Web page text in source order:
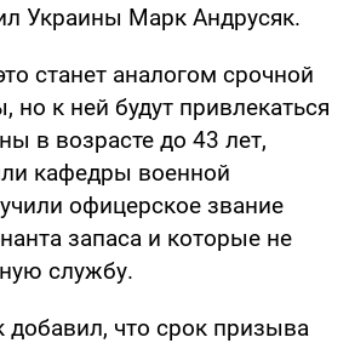
Украины Марк Андрусяк.
станет аналогом срочной
но к ней будут привлекаться
в возрасте до 43 лет,
кафедры военной
офицерское звание
запаса и которые не
службу.
что срок призыва